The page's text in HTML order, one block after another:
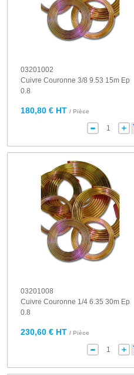
03201002
Cuivre Couronne 3/8 9.53 15m Ep
0.8
180,80 € HT / Pièce
03201008
Cuivre Couronne 1/4 6.35 30m Ep
0.8
230,60 € HT / Pièce